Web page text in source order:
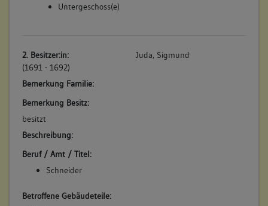
Untergeschoss(e)
2. Besitzer:in:
(1691 - 1692)
Juda, Sigmund
Bemerkung Familie:
Bemerkung Besitz:
besitzt
Beschreibung:
Beruf / Amt / Titel:
Schneider
Betroffene Gebäudeteile: